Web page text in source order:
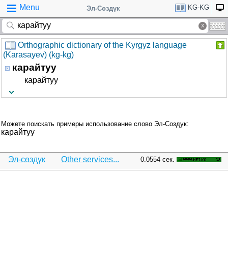
Menu Эл-Сөздүк KG-KG
Orthographic dictionary of the Kyrgyz language
(Karasayev) (kg-kg)
карайтуу
карайтуу
Можете поискать примеры использование слово Эл-Создук:
карайтуу
Эл-сөздүк Other services... 0.0554 сек.